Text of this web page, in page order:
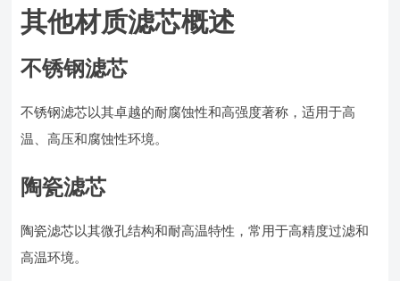
其他材质滤芯概述
不锈钢滤芯
不锈钢滤芯以其卓越的耐腐蚀性和高强度著称，适用于高
温、高压和腐蚀性环境。
陶瓷滤芯
陶瓷滤芯以其微孔结构和耐高温特性，常用于高精度过滤和
高温环境。